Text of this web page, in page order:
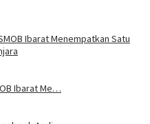
Ibarat Me…